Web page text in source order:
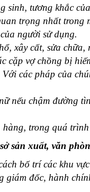
sinh, tương khắc
trọng nhất
người sử dụng.
xây cất, sửa
cặp vợ chồng bị
các pháp của
nếu chậm đường
hàng, trong quá
sản xuất, văn
bố trí các khu
giám đốc, hành